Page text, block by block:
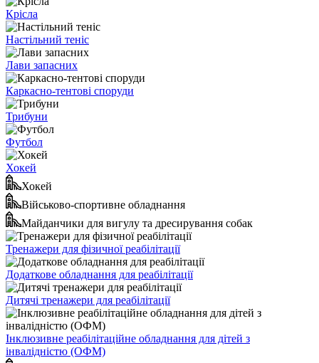
Крісла
Настільний теніс
Лави запасних
Каркасно-тентові споруди
Трибуни
Футбол
Хокей
Хокей
Військово-спортивне обладнання
Майданчики для вигулу та дресирування собак
Тренажери для фізичної реабілітації
Додаткове обладнання для реабілітації
Дитячі тренажери для реабілітації
Інклюзивне реабілітаційне обладнання для дітей з
інвалідністю (ОФМ)